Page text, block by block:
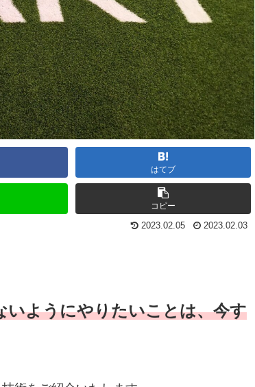
はてブ
コピー
2023.02.05 2023.02.03
いようにやりたいことは、今す